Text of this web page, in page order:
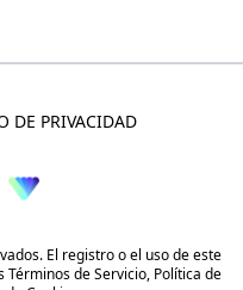
DE PRIVACIDAD
El registro o el uso de este
Términos de Servicio, Política de